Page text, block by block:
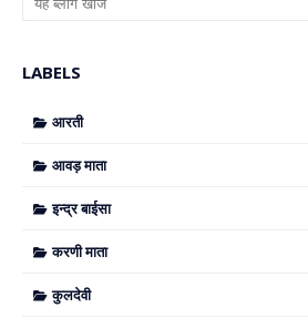
LABELS
आरती
आवड़ माता
इन्द्र बाईसा
करणी माता
कुलदेवी